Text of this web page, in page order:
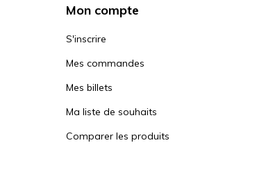
Mon compte
S'inscrire
Mes commandes
Mes billets
Ma liste de souhaits
Comparer les produits